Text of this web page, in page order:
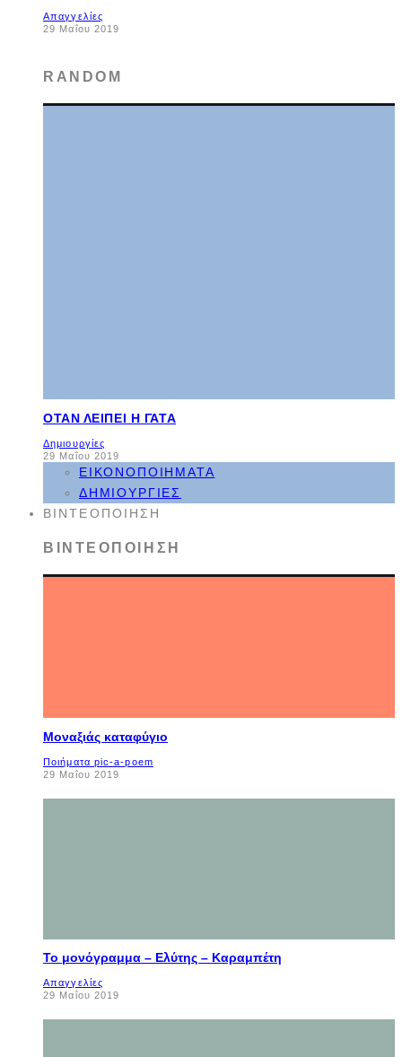
Απαγγελίες
29 Μαΐου 2019
RANDOM
ΌΤΑΝ ΛΕΊΠΕΙ Η ΓΆΤΑ
Δημιουργίες
29 Μαΐου 2019
ΕΙΚΟΝΟΠΟΙΉΜΑΤΑ
ΔΗΜΙΟΥΡΓΊΕΣ
ΒΙΝΤΕΟΠΟΊΗΣΗ
ΒΙΝΤΕΟΠΟΊΗΣΗ
Μοναξιάς καταφύγιο
Ποιήματα pic-a-poem
29 Μαΐου 2019
Το μονόγραμμα – Ελύτης – Καραμπέτη
Απαγγελίες
29 Μαΐου 2019